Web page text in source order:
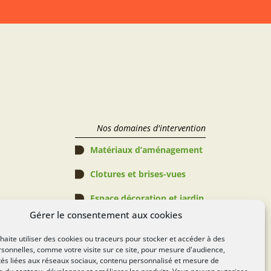
Gérer le consentement aux cookies
utiliser des cookies ou traceurs pour stocker et accéder à des
comme votre visite sur ce site, pour mesure d'audience,
liées aux réseaux sociaux, contenu personnalisé et mesure de
Nos domaines d'intervention
Matériaux d’aménagement
Clotures et brises-vues
Espace décoration et jardin
Abris de jardin, Pergolas &
Piscines
Espace verts